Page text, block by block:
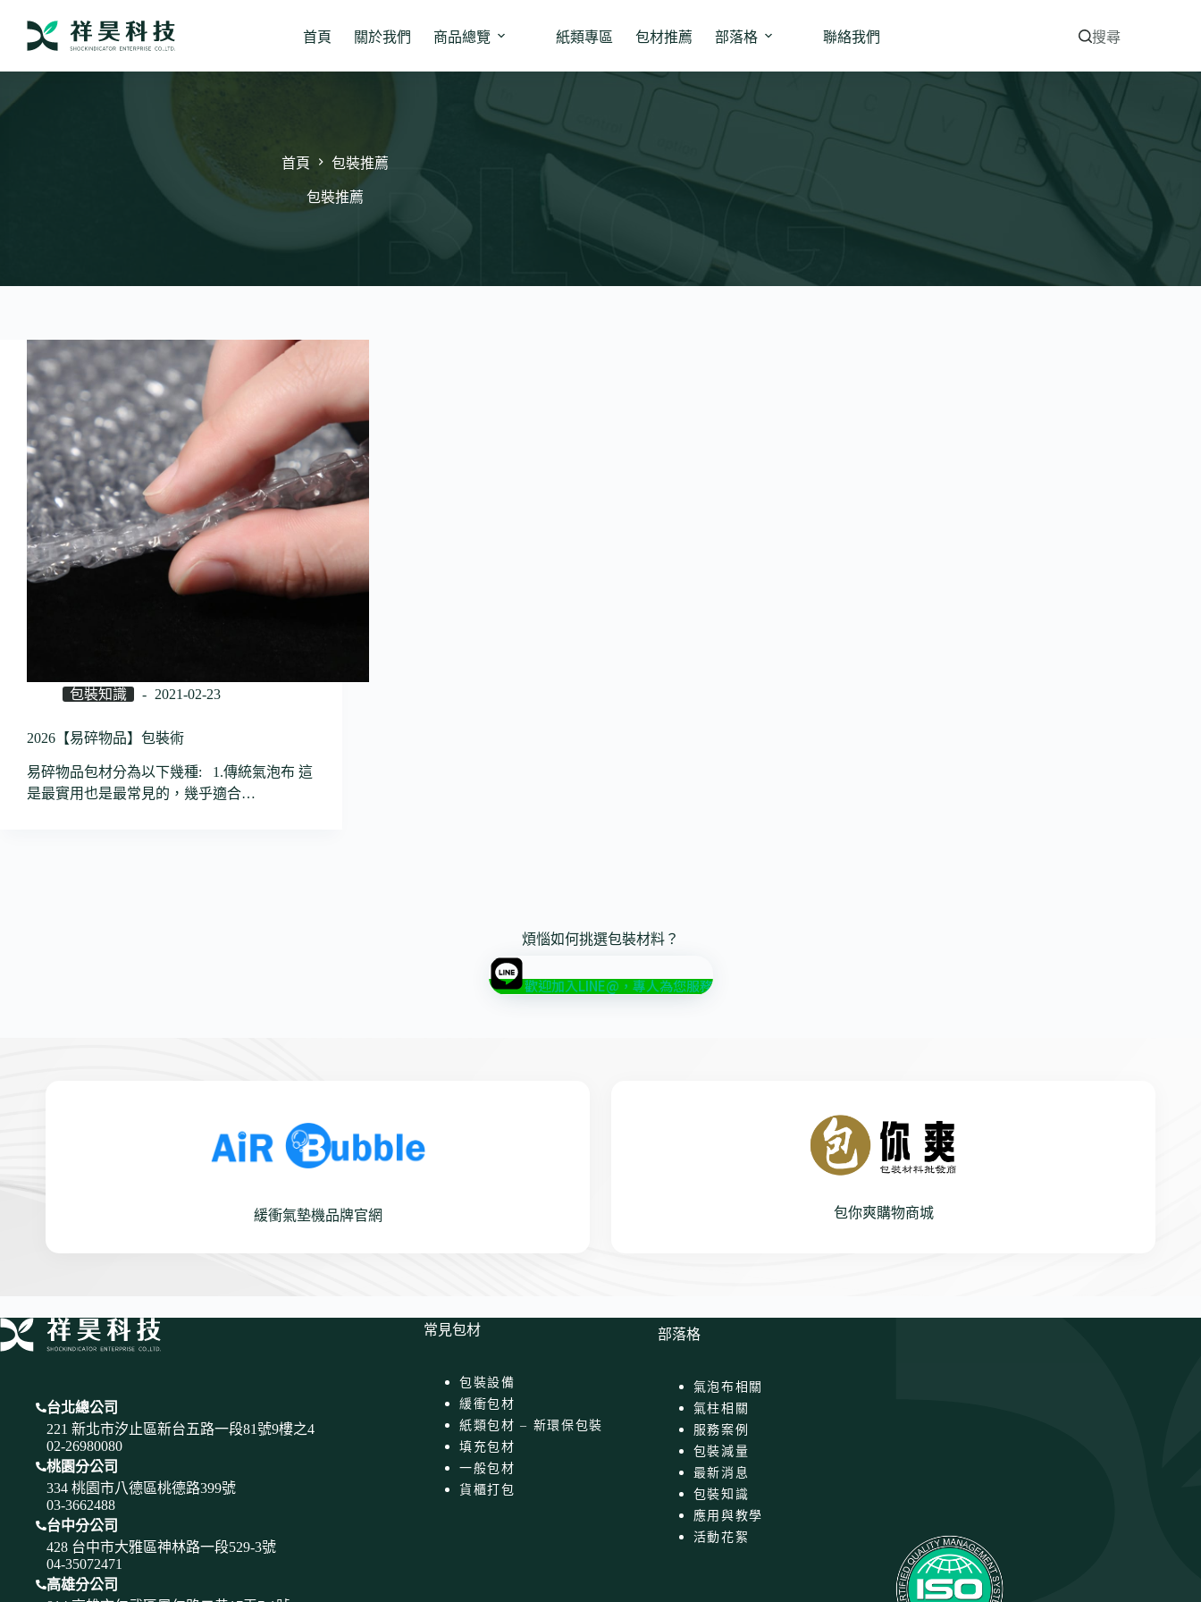
要
容
首頁 關於我們 商品總覽 紙類專區 包材推薦 部落格 聯絡我們 搜尋
首頁 包裝推薦
包裝推薦
包裝知識 2021-02-23
2026【易碎物品】包裝術
易碎物品包材分為以下幾種: 1.傳統氣泡布 這
是最實用也是最常見的，幾乎適合…
煩惱如何挑選包裝材料？
歡迎加入LINE@，專人為您服務
緩衝氣墊機品牌官網 包你爽購物商城
台北總公司
221 新北市汐止區新台五路一段81號9樓之4
02-26980080
桃園分公司
334 桃園市八德區桃德路399號
03-3662488
台中分公司
428 台中市大雅區神林路一段529-3號
04-35072471
高雄分公司
常見包材
包裝設備
緩衝包材
紙類包材 – 新環保包裝
填充包材
一般包材
貨櫃打包
部落格
氣泡布相關
氣柱相關
服務案例
包裝減量
最新消息
包裝知識
應用與教學
活動花絮